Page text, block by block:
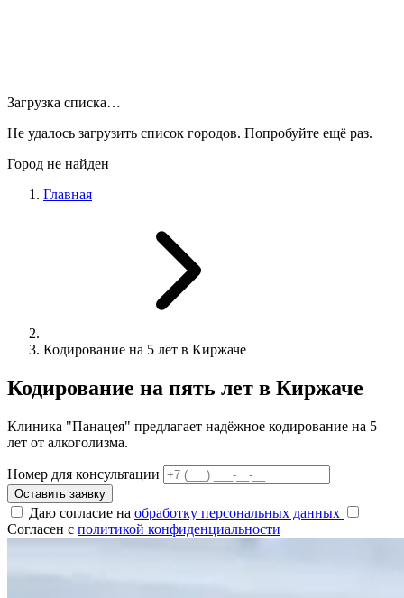
Загрузка списка…
Не удалось загрузить список городов. Попробуйте ещё раз.
Город не найден
Главная
Кодирование на 5 лет в Киржаче
Кодирование на пять лет в Киржаче
Клиника "Панацея" предлагает надёжное кодирование на 5
лет от алкоголизма.
Номер для консультации
Оставить заявку
Даю согласие на обработку персональных данных
Согласен с политикой конфиденциальности